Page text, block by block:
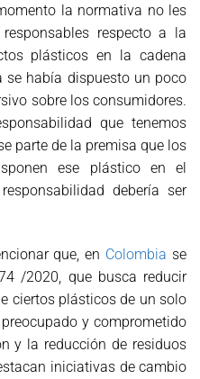
la normativa no les
respecto a la
plásticos en la cadena
se había dispuesto un poco
sobre los consumidores.
que tenemos
parte de la premisa que los
ese plástico en el
debería ser
que, en Colombia se
/2020, que busca reducir
ciertos plásticos de un solo
y comprometido
y la reducción de residuos
iniciativas de cambio